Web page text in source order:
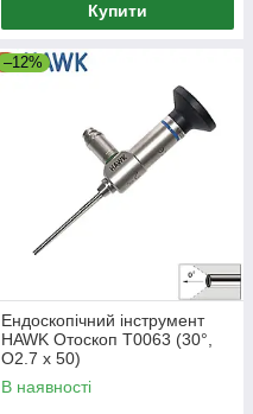
Купити
–12%
Ендоскопічний інструмент
HAWK Отоскоп T0063 (30°,
O2.7 x 50)
В наявності